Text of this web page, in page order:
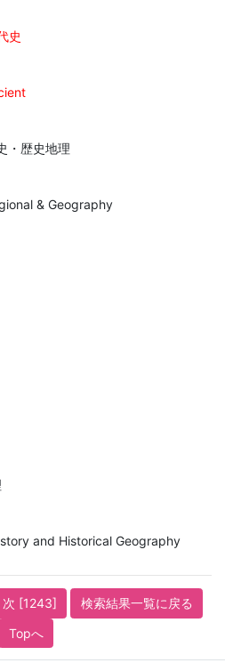
史
・歴史地理
& Geography
and Historical Geography
次 [1243]
検索結果一覧に戻る
Topへ